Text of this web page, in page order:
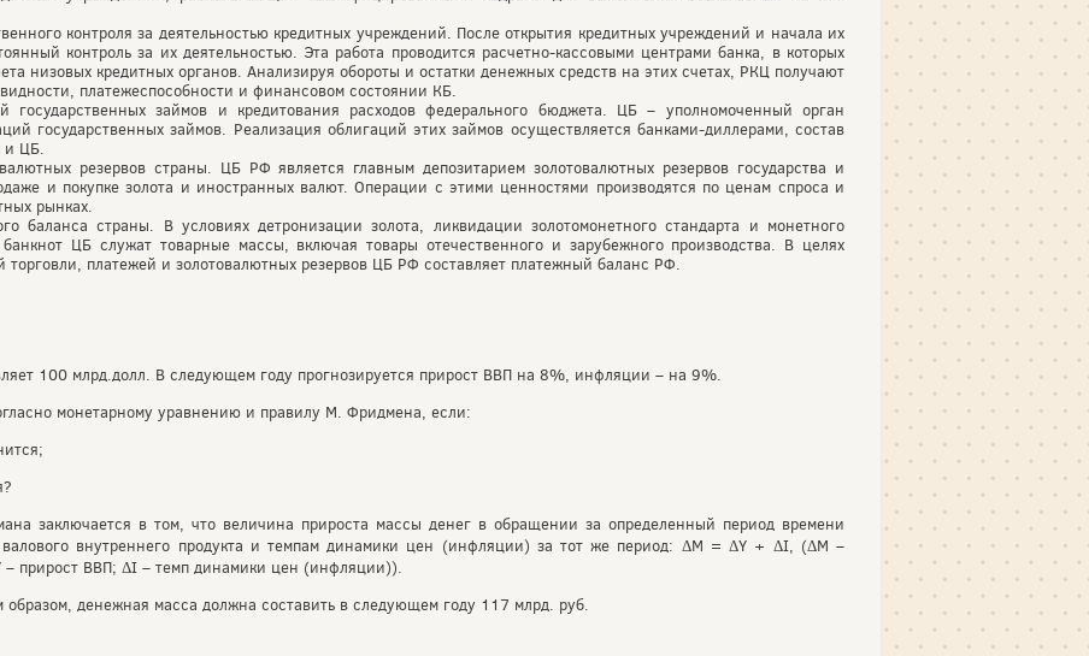
контроля за деятельностью кредитных учреждений. После открытия кредитных учреждений и начала их
контроль за их деятельностью. Эта работа проводится расчетно-кассовыми центрами банка, в которых
низовых кредитных органов. Анализируя обороты и остатки денежных средств на этих счетах, РКЦ получают
платежеспособности и финансовом состоянии КБ.
государственных займов и кредитования расходов федерального бюджета. ЦБ – уполномоченный орган
государственных займов. Реализация облигаций этих займов осуществляется банками-диллерами, состав
и ЦБ.
резервов страны. ЦБ РФ является главным депозитарием золотовалютных резервов государства и
и покупке золота и иностранных валют. Операции с этими ценностями производятся по ценам спроса и
рынках.
баланса страны. В условиях детронизации золота, ликвидации золотомонетного стандарта и монетного
ЦБ служат товарные массы, включая товары отечественного и зарубежного производства. В целях
торговли, платежей и золотовалютных резервов ЦБ РФ составляет платежный баланс РФ.
100 млрд.долл. В следующем году прогнозируется прирост ВВП на 8%, инфляции – на 9%.
монетарному уравнению и правилу М. Фридмена, если:
заключается в том, что величина прироста массы денег в обращении за определенный период времени
внутреннего продукта и темпам динамики цен (инфляции) за тот же период: ΔM = ΔY + ΔI, (ΔM –
– прирост ВВП; ΔI – темп динамики цен (инфляции)).
денежная масса должна составить в следующем году 117 млрд. руб.